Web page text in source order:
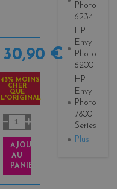
30,90 €
43% MOINS
CHER
QUE
L'ORIGINAL
AJOUTER
AU
PANIER
Photo
6234
HP
Envy
Photo
6200
HP
Envy
Photo
7800
Series
Plus